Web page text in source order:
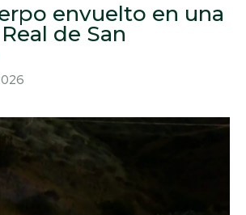
envuelto en una
de San